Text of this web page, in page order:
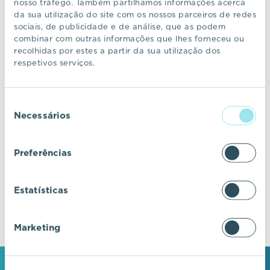
nosso tráfego. Também partilhamos informações acerca
da sua utilização do site com os nossos parceiros de redes
sociais, de publicidade e de análise, que as podem
combinar com outras informações que lhes forneceu ou
recolhidas por estes a partir da sua utilização dos
respetivos serviços.
deNecessários
Preferências
Estatísticas
Marketing
CONTINUAR A NAVEGAR
Descubra ecossistemas residenciais de
excelência, onde o design e a arquitetura se
fundem com a inovação e a sustentabilidade.